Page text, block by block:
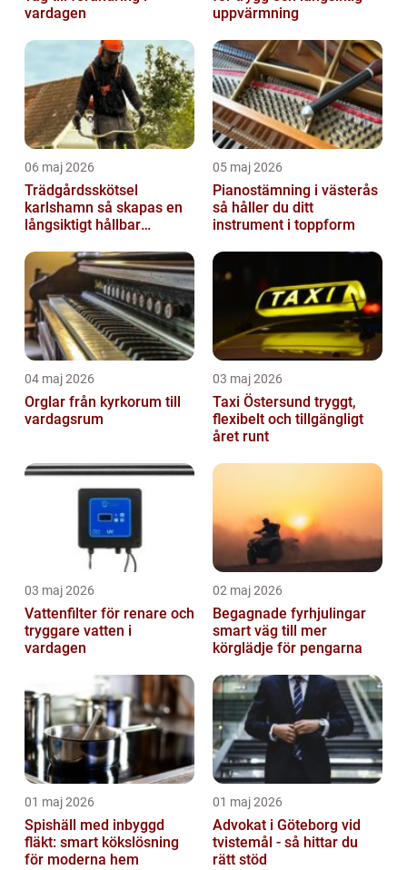
vardagen
uppvärmning
06 maj 2026
Trädgårdsskötsel
karlshamn så skapas en
långsiktigt hållbar
05 maj 2026
Pianostämning i västerås
så håller du ditt
instrument i toppform
04 maj 2026
Orglar från kyrkorum till
vardagsrum
03 maj 2026
Taxi Östersund tryggt,
flexibelt och tillgängligt
året runt
03 maj 2026
Vattenfilter för renare och
tryggare vatten i
vardagen
02 maj 2026
Begagnade fyrhjulingar
smart väg till mer
körglädje för pengarna
01 maj 2026
Spishäll med inbyggd
fläkt: smart kökslösning
för moderna hem
01 maj 2026
Advokat i Göteborg vid
tvistemål - så hittar du
rätt stöd